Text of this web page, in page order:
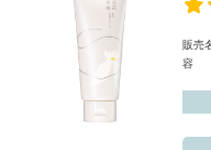
販売
容